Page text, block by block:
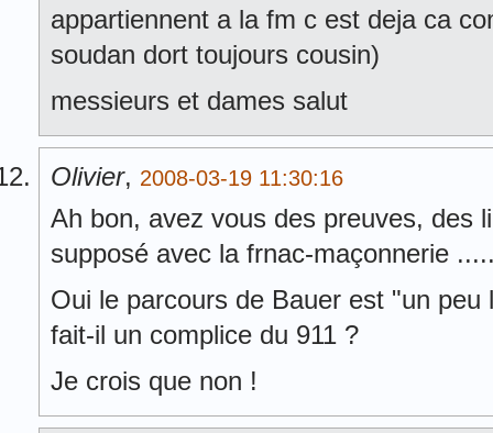
appartiennent a la fm c est deja ca
soudan dort toujours cousin)
messieurs et dames salut
Olivier, 2008-03-19 11:30:16
Ah bon, avez vous des preuves, des
supposé avec la frnac-maçonnerie
Oui le parcours de Bauer est "un
fait-il un complice du 911 ?
Je crois que non !